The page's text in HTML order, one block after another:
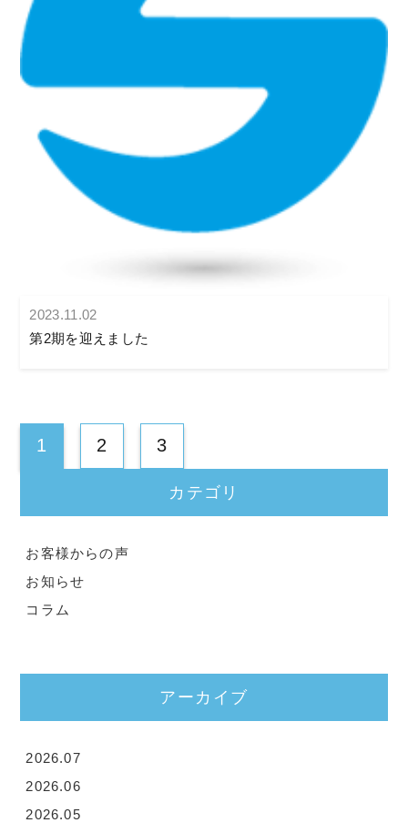
2023.11.02
第2期を迎えました
1 2 3
カテゴリ
お客様からの声
お知らせ
コラム
アーカイブ
2026.07
2026.06
2026.05